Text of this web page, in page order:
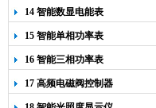
14 智能数显电能表
15 智能单相功率表
16 智能三相功率表
17 高频电磁阀控制器